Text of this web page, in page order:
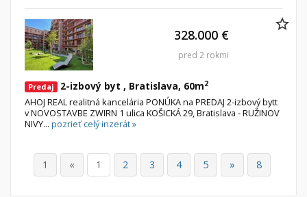
Predaj 2-izbový byt , Bratislava, 60m2
AHOJ REAL realitná kancelária PONÚKA na PREDAJ 2-izbový bytt
v NOVOSTAVBE ZWIRN 1 ulica KOŠICKÁ 29, Bratislava - RUŽINOV
NIVY... pozrieť celý inzerát »
328.000 €
pred 2 rokmi
1 « 1 2 3 4 5 » 8